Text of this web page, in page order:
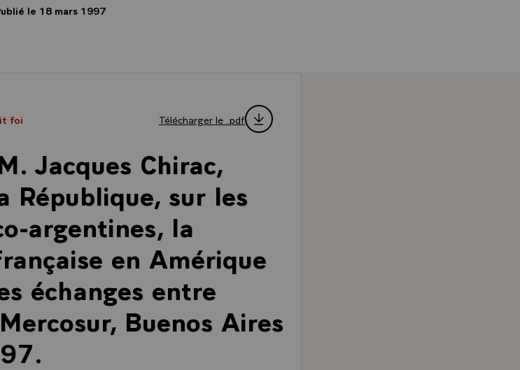
le 18 mars 1997
foi Télécharger le .pdf
Jacques Chirac,
République, sur les
argentines, la
en Amérique
échanges entre
Buenos Aires